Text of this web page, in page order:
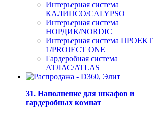
Интерьерная система
КАЛИПСО/CALYPSO
Интерьерная система
НОРДИК/NORDIC
Интерьерная система ПРОЕКТ
1/PROJECT ONE
Гардеробная система
АТЛАС/ATLAS
31. Наполнение для шкафов и
гардеробных комнат